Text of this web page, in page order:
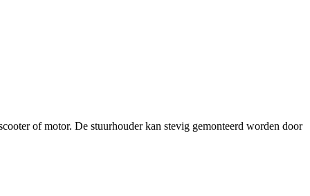
of motor. De stuurhouder kan stevig gemonteerd worden door